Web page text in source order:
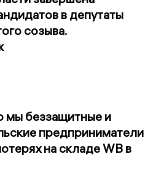
в депутаты
созыва.
мы беззащитные и
предприниматели
на складе WB в